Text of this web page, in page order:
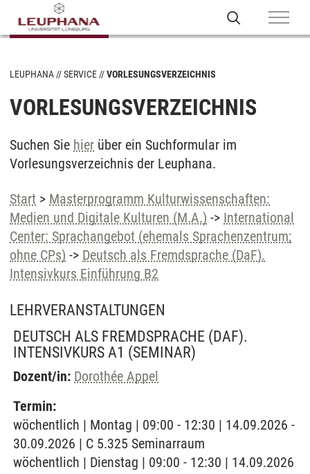
LEUPHANA SERVICE VORLESUNGSVERZEICHNIS
VORLESUNGSVERZEICHNIS
Suchen Sie hier über ein Suchformular im
Vorlesungsverzeichnis der Leuphana.
Start > Masterprogramm Kulturwissenschaften:
Medien und Digitale Kulturen (M.A.) -> International
Center: Sprachangebot (ehemals Sprachenzentrum;
ohne CPs) -> Deutsch als Fremdsprache (DaF).
Intensivkurs Einführung B2
LEHRVERANSTALTUNGEN
DEUTSCH ALS FREMDSPRACHE (DAF).
INTENSIVKURS A1 (SEMINAR)
Dozent/in: Dorothée Appel
Termin:
wöchentlich | Montag | 09:00 - 12:30 | 14.09.2026 -
30.09.2026 | C 5.325 Seminarraum
wöchentlich | Dienstag | 09:00 - 12:30 | 14.09.2026